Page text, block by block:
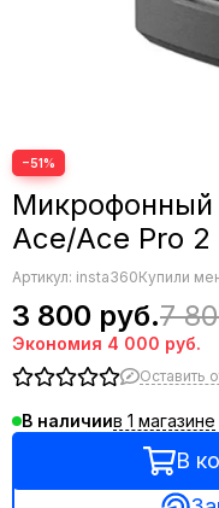
−51%
Микрофонный
Ace/Ace Pro
Артикул: insta360Купили
3 800 руб.7
Экономия 4 000 руб.
Оставить
В наличиив 1 магазине
В